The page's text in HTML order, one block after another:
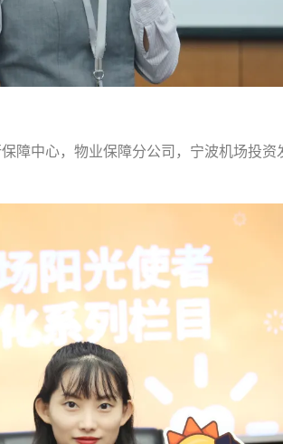
障中心，物业保障分公司，宁波机场投